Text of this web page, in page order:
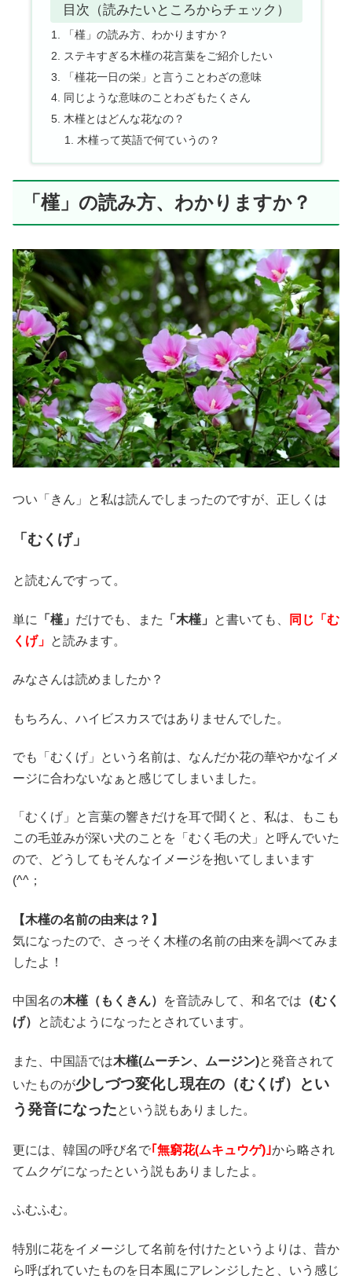
目次（読みたいところからチェック）
「槿」の読み方、わかりますか？
ステキすぎる木槿の花言葉をご紹介したい
「槿花一日の栄」と言うことわざの意味
同じような意味のことわざもたくさん
木槿とはどんな花なの？
木槿って英語で何ていうの？
「槿」の読み方、わかりますか？
つい「きん」と私は読んでしまったのですが、正しくは
「むくげ」
と読むんですって。
単に 「槿」 だけでも、また 「木槿」 と書いても、
同じ「む
くげ」 と読みます。
みなさんは読めましたか？
もちろん、ハイビスカスではありませんでした。
でも「むくげ」という名前は、なんだか花の華やかなイメ
ージに合わないなぁと感じてしまいました。
「むくげ」と言葉の響きだけを耳で聞くと、私は、もこも
この毛並みが深い犬のことを「むく毛の犬」と呼んでいた
ので、どうしてもそんなイメージを抱いてしまいます
(^^；
【木槿の名前の由来は？】
気になったので、さっそく木槿の名前の由来を調べてみま
したよ！
中国名の木槿（もくきん） を音読みして、和名では （むく
げ）
と読むようになったとされています。
また、中国語では木槿(ムーチン、ムージン)と発音されて
いたものが少しづつ変化し現在の（むくげ）とい
う発音になったという説もありました。
更には、韓国の呼び名で｢無窮花(ムキュウゲ)｣から略され
てムクゲになったという説もありましたよ。
ふむふむ。
特別に花をイメージして名前を付けたというよりは、昔か
ら呼ばれていたものを 日本風にアレンジした と、いう感じ